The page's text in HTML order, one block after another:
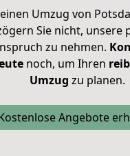
Umzug von
Sie nicht, unsere
zu nehmen.
noch, um Ihren
Umzug zu planen.
Angebote